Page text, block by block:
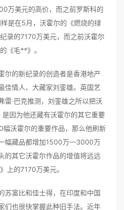
万美元的高价，而之前罗斯科的
是在5月，沃霍尔的《燃烧的绿
录的7170万美元，而之前沃霍尔
《毛**》。
的新纪录的创造者是香港地产
佳情人、大藏家刘銮雄。英国艺
雷·巴克推测，刘銮雄之所以把沃
因为他还藏有沃霍尔的其它重要
沃霍尔的重要作品，那么他刷新
幅藏品都增加1500万—3000万
的其它沃霍尔作品的增值将远远
上的7170万美元。
富比和佳士得，在印度和中国
们也很快掌握此种旧手法。近年